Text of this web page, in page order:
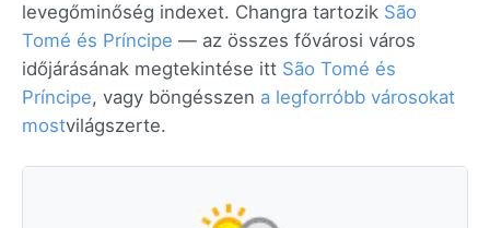
levegőminőség indexet. Changra tartozik São
Tomé és Príncipe — az összes fővárosi város
időjárásának megtekintése itt São Tomé és
Príncipe, vagy böngésszen a legforróbb városokat
mostvilágszerte.